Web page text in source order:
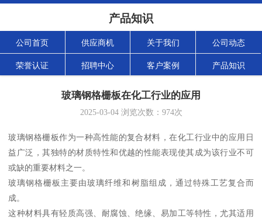
产品知识
公司首页 供应商机 关于我们 公司动态
荣誉认证 招聘中心 客户案例 产品知识
玻璃钢格栅板在化工行业的应用
2025-03-04浏览次数： 974次
玻璃钢格栅板作为一种高性能的复合材料，在化工行业中的应用日
益广泛，其独特的材质特性和优越的性能表现使其成为该行业不可
或缺的重要材料之一。
玻璃钢格栅板主要由玻璃纤维和树脂组成，通过特殊工艺复合而
成。
这种材料具有轻质高强、耐腐蚀、绝缘、易加工等特性，尤其适用